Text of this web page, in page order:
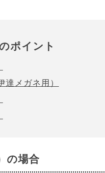
ポイント
メガネ用）
の場合